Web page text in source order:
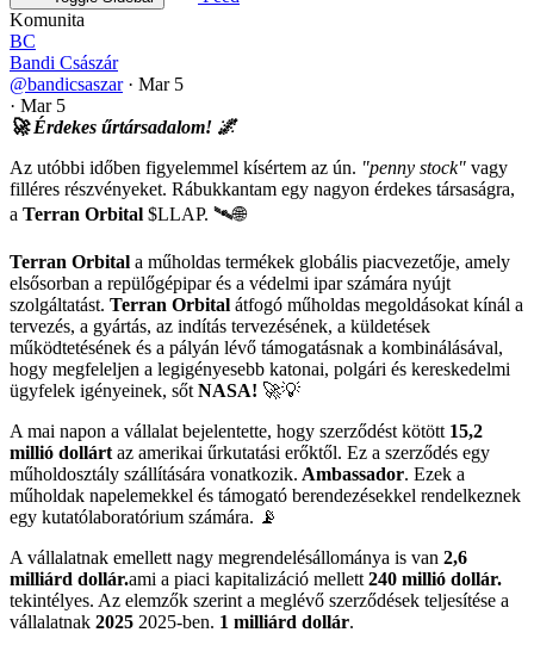
Komunita
BC
Bandi Császár
@bandicsaszar · Mar 5
· Mar 5
🚀 Érdekes űrtársadalom! 🌌
Az utóbbi időben figyelemmel kísértem az ún. "penny stock" vagy
filléres részvényeket. Rábukkantam egy nagyon érdekes társaságra,
a Terran Orbital $LLAP. 🛰️🌐
Terran Orbital a műholdas termékek globális piacvezetője, amely
elsősorban a repülőgépipar és a védelmi ipar számára nyújt
szolgáltatást. Terran Orbital átfogó műholdas megoldásokat kínál a
tervezés, a gyártás, az indítás tervezésének, a küldetések
működtetésének és a pályán lévő támogatásnak a kombinálásával,
hogy megfeleljen a legigényesebb katonai, polgári és kereskedelmi
ügyfelek igényeinek, sőt NASA! 🚀💡
A mai napon a vállalat bejelentette, hogy szerződést kötött 15,2
millió dollárt az amerikai űrkutatási erőktől. Ez a szerződés egy
műholdosztály szállítására vonatkozik. Ambassador. Ezek a
műholdak napelemekkel és támogató berendezésekkel rendelkeznek
egy kutatólaboratórium számára. 📡
A vállalatnak emellett nagy megrendelésállománya is van 2,6
milliárd dollár.ami a piaci kapitalizáció mellett 240 millió dollár.
tekintélyes. Az elemzők szerint a meglévő szerződések teljesítése a
vállalatnak 2025 2025-ben. 1 milliárd dollár.